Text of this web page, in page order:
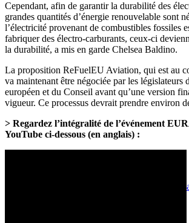
Cependant, afin de garantir la durabilité des
grandes quantités d’énergie renouvelable sont
l’électricité provenant de combustibles fossiles
fabriquer des électro-carburants, ceux-ci
la durabilité, a mis en garde Chelsea Baldino.
La proposition ReFuelEU Aviation, qui est au
va maintenant être négociée par les législateurs
européen et du Conseil avant qu’une version
vigueur. Ce processus devrait prendre environ
> Regardez l’intégralité de l’événement
YouTube ci-dessous (en anglais) :